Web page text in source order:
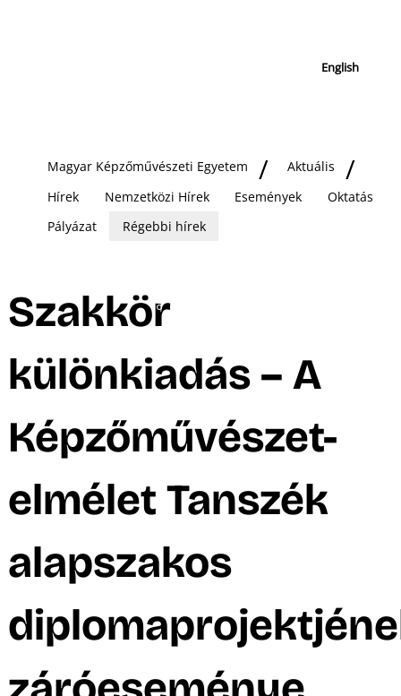
English
Magyar Képzőművészeti Egyetem
Aktuális
Hírek
Nemzetközi Hírek Események
Oktatás
Pályázat
Régebbi hírek
Szakkör
különkiadás – A
Képzőművészet-
elmélet Tanszék
alapszakos